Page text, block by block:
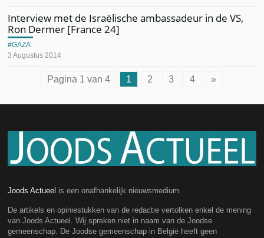
Interview met de Israëlische ambassadeur in de VS,
Ron Dermer [France 24]
3 Augustus 2014
GAZA
Pagina 1 van 4 1 2 3 4 »
Joods Actueel is een onafhankelijk nieuwsmedium.
De artikels en opiniestukken van de redactie vertolken enkel de mening
van Joods Actueel. Wij spreken niet in naam van de Joodse
gemeenschap. De Joodse gemeenschap in België heeft geen